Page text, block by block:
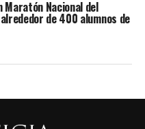
Maratón Nacional del
de 400 alumnos de